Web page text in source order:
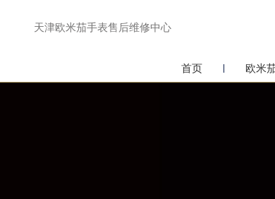
天津欧米茄手表售后维修中心
首页 欧米